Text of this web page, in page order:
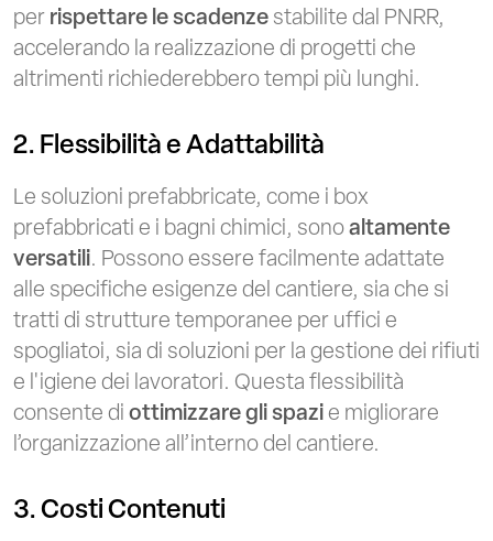
per rispettare le scadenze stabilite dal PNRR,
accelerando la realizzazione di progetti che
altrimenti richiederebbero tempi più lunghi.
2. Flessibilità e Adattabilità
Le soluzioni prefabbricate, come i box
prefabbricati e i bagni chimici, sonoaltamente
versatili. Possono essere facilmente adattate
alle specifiche esigenze del cantiere, sia che si
tratti di strutture temporanee per uffici e
spogliatoi, sia di soluzioni per la gestione dei rifiuti
e l'igiene dei lavoratori. Questa flessibilità
consente di ottimizzare gli spazie migliorare
l’organizzazione all’interno del cantiere.
3. Costi Contenuti